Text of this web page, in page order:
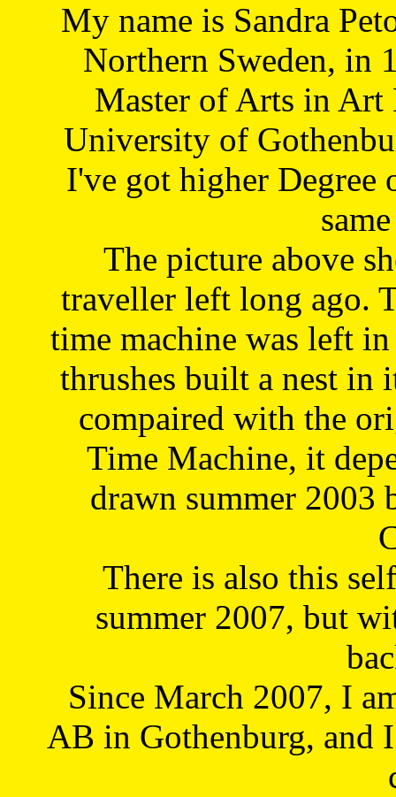
My name is Sandra
Northern Sweden, in
Master of Arts in Art
University of
I've got higher Degree
The picture above
traveller left long ago.
time machine was left
thrushes built a nest in
compaired with the
Time Machine, it
drawn summer 2003
There is also this
summer 2007, but
Since March 2007, I
AB in Gothenburg, and